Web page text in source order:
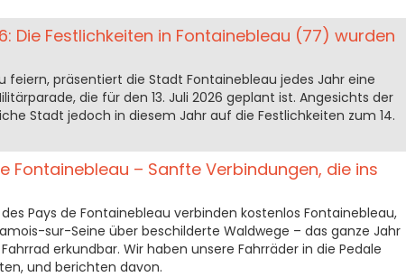
Die Festlichkeiten in Fontainebleau (77) wurden
feiern, präsentiert die Stadt Fontainebleau jedes Jahr eine
die für den 13. Juli 2026 geplant ist. Angesichts der
Stadt jedoch in diesem Jahr auf die Festlichkeiten zum 14.
Fontainebleau – Sanfte Verbindungen, die ins
Pays de Fontainebleau verbinden kostenlos Fontainebleau,
sur-Seine über beschilderte Waldwege – das ganze Jahr
erkundbar. Wir haben unsere Fahrräder in die Pedale
und berichten davon.